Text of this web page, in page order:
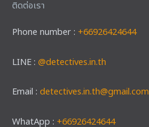
ติดต่อเรา
Phone number : +66926424644
LINE : @detectives.in.th
Email : detectives.in.th@gmail.com
WhatApp : +66926424644